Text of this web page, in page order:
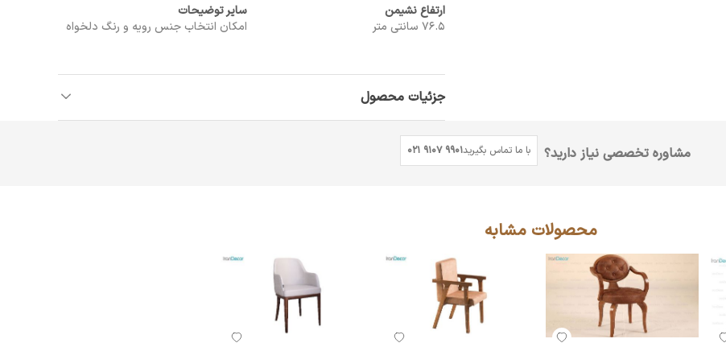
ارتفاع نشیمن
76.5 سانتی متر
سایر توضیحات
امکان انتخاب جنس رویه و رنگ دلخواه
جزئیات محصول
مشاوره تخصصی نیاز دارید؟ با ما تماس بگیرید021 9107 9901
محصولات مشابه